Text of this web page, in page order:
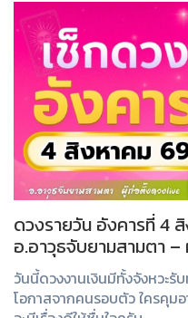
ดวงรายวัน อังคารที่ 4
อ.อาวุธจับยามสามตา
วันนี้ดวงงานเงินมีทั้งจังหวะ
โอกาสจากคนรอบตัว ใครคุ